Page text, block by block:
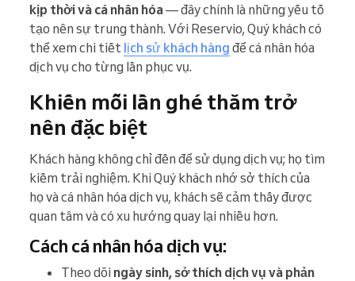
kịp thời và cá nhân hóa— đây chính là những yếu tố
tạo nên sự trung thành. Với Reservio, Quý khách có
thể xem chi tiết lịch sử khách hàng để cá nhân hóa
dịch vụ cho từng lần phục vụ.
Khiến mỗi lần ghé thăm trở
nên đặc biệt
Khách hàng không chỉ đến để sử dụng dịch vụ; họ tìm
kiếm trải nghiệm. Khi Quý khách nhớ sở thích của
họ và cá nhân hóa dịch vụ, khách sẽ cảm thấy được
quan tâm và có xu hướng quay lại nhiều hơn.
Cách cá nhân hóa dịch vụ:
Theo dõi ngày sinh, sở thích dịch vụ và phản